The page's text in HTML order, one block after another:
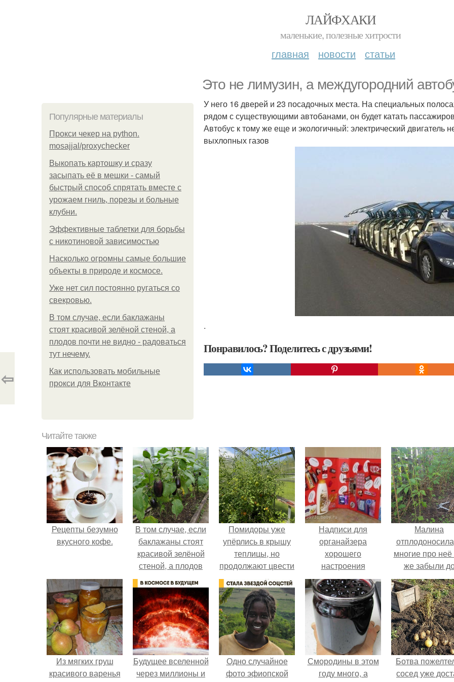
ЛАЙФХАКИ
маленькие, полезные хитрости
главная новости статьи
Это не лимузин, а междугородний
Популярные материалы
Прокси чекер на python.
mosajjal/proxychecker
Выкопать картошку и сразу
засыпать её в мешки - самый
быстрый способ спрятать вместе с
урожаем гниль, порезы и больные
клубни.
Эффективные таблетки для борьбы
с никотиновой зависимостью
Насколько огромны самые большие
объекты в природе и космосе.
Уже нет сил постоянно ругаться со
свекровью.
В том случае, если баклажаны
стоят красивой зелёной стеной, а
плодов почти не видно - радоваться
тут нечему.
Как использовать мобильные
прокси для Вконтакте
У него 16 дверей и 23 посадочных места. На специальных
рядом с существующими автобанами, он будет катать
Автобус к тому же еще и экологичный: электрический
выхлопных газов
.
Понравилось? Поделитесь с друзьями!
⇦
Читайте также
Рецепты безумно
вкусного кофе.
В том случае, если
баклажаны стоят
красивой зелёной
стеной, а плодов
почти не видно -
радоваться тут
нечему.
Помидоры уже
упёрлись в крышу
теплицы, но
продолжают цвести
как сумасшедшие?
Надписи для
органайзера
хорошего
настроения
распечатать. Идеи
"Органайзеров
Хорошего
Настроения" с
примерами
подарочков.
Малина
многие про неё
же забыли
следующего
Из мягких груш
красивого варенья
Будущее вселенной
через миллионы и
Одно случайное
фото эфиопской
Смородины в этом
году много, а
Ботва
сосед уже